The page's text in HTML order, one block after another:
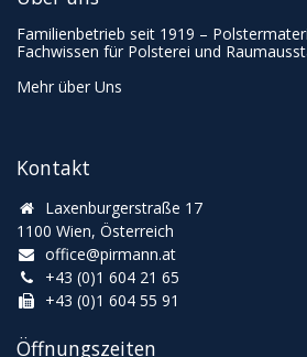
Kontakt
Laxenburgerstraße 17
1100 Wien, Österreich
office@pirmann.at
+43 (0)1 604 21 65
+43 (0)1 604 55 91
Öffnungszeiten
Familienbetrieb seit 1919 –
Fachwissen für Polsterei und
Mehr über Uns